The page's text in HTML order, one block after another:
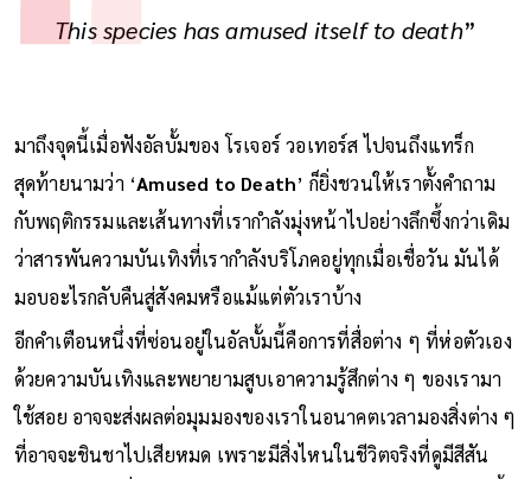
This species has amused itself to death”
มาถึงจุดนี้เมื่อฟังอัลบั้มของ โรเจอร์ วอเทอร์ส ไปจนถึงแทร็ก
สุดท้ายนามว่า ‘Amused to Death’ ก็ยิ่งชวนให้เราตั้งคำถาม
กับพฤติกรรมและเส้นทางที่เรากำลังมุ่งหน้าไปอย่างลึกซึ้งกว่าเดิม
ว่าสารพันความบันเทิงที่เรากำลังบริโภคอยู่ทุกเมื่อเชื่อวัน มันได้
มอบอะไรกลับคืนสู่สังคมหรือแม้แต่ตัวเราบ้าง
อีกคำเตือนหนึ่งที่ซ่อนอยู่ในอัลบั้มนี้คือการที่สื่อต่าง ๆ ที่ห่อตัวเอง
ด้วยความบันเทิงและพยายามสูบเอาความรู้สึกต่าง ๆ ของเรามา
ใช้สอย อาจจะส่งผลต่อมุมมองของเราในอนาคตเวลามองสิ่งต่าง ๆ
ที่อาจจะชินชาไปเสียหมด เพราะมีสิ่งไหนในชีวิตจริงที่ดูมีสีสัน